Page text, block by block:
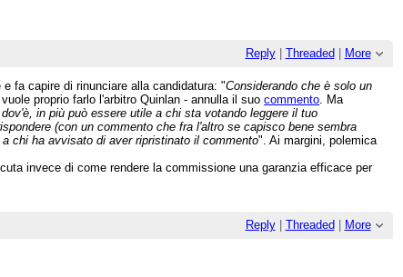
Reply| Threaded More
fa capire di rinunciare alla candidatura: "Considerando che è solo un
proprio farlo l'arbitro Quinlan - annulla il suocommento . Ma
in più può essere utile a chi sta votando leggere il tuo
(con un commento che fra l'altro se capisco bene sembra
chi ha avvisato di aver ripristinato il commento". Ai margini, polemica
invece di come rendere la commissione una garanzia efficace per
Reply| Threaded More